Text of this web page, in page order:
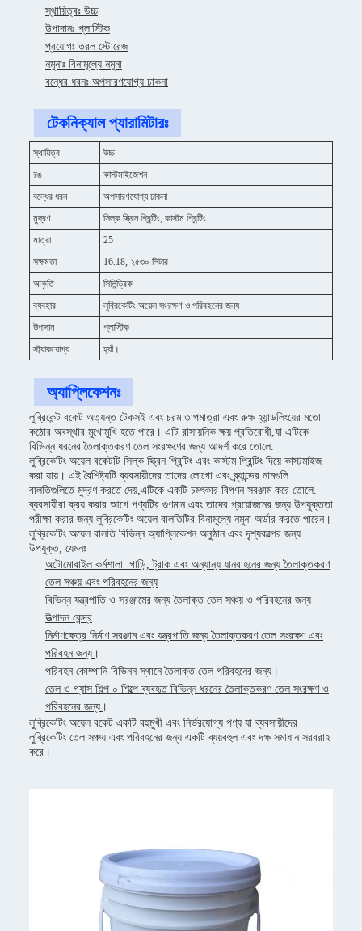
স্থায়িত্বঃ উচ্চ
উপাদানঃ প্লাস্টিক
প্রয়োগঃ তরল স্টোরেজ
নমুনাঃ বিনামূল্যে নমুনা
বন্ধের ধরনঃ অপসারণযোগ্য ঢাকনা
টেকনিক্যাল প্যারামিটারঃ
স্থায়িত্ব
উচ্চ
রঙ
কাস্টমাইজেশন
বন্ধের ধরন
অপসারণযোগ্য ঢাকনা
মুদ্রণ
সিল্ক স্ক্রিন প্রিন্টিং, কাস্টম প্রিন্টিং
মাত্রা
25
সক্ষমতা
16.18, ২৫৩০ লিটার
আকৃতি
সিলিন্ড্রিক
ব্যবহার
লুব্রিকেটিং অয়েল সংরক্ষণ ও পরিবহনের জন্য
উপাদান
প্লাস্টিক
স্ট্যাকযোগ্য
হ্যাঁ।
অ্যাপ্লিকেশনঃ
লুব্রিকেন্ট বকেট অত্যন্ত টেকসই এবং চরম তাপমাত্রা এবং রুক্ষ হ্যান্ডলিংয়ের মতো
কঠোর অবস্থার মুখোমুখি হতে পারে। এটি রাসায়নিক ক্ষয় প্রতিরোধী,যা এটিকে
বিভিন্ন ধরনের তৈলাক্তকরণ তেল সংরক্ষণের জন্য আদর্শ করে তোলে.
লুব্রিকেটিং অয়েল বকেটটি সিল্ক স্ক্রিন প্রিন্টিং এবং কাস্টম প্রিন্টিং দিয়ে কাস্টমাইজ
করা যায়। এই বৈশিষ্ট্যটি ব্যবসায়ীদের তাদের লোগো এবং ব্র্যান্ডের নামগুলি
বালতিগুলিতে মুদ্রণ করতে দেয়,এটিকে একটি চমৎকার বিপণন সরঞ্জাম করে তোলে.
ব্যবসায়ীরা ক্রয় করার আগে পণ্যটির গুণমান এবং তাদের প্রয়োজনের জন্য উপযুক্ততা
পরীক্ষা করার জন্য লুব্রিকেটিং অয়েল বালতিটির বিনামূল্যে নমুনা অর্ডার করতে পারেন।
লুব্রিকেটিং অয়েল বালতি বিভিন্ন অ্যাপ্লিকেশন অনুষ্ঠান এবং দৃশ্যকল্পের জন্য
উপযুক্ত, যেমনঃ
অটোমোবাইল কর্মশালা ️ গাড়ি, ট্রাক এবং অন্যান্য যানবাহনের জন্য তৈলাক্তকরণ
তেল সঞ্চয় এবং পরিবহনের জন্য
বিভিন্ন যন্ত্রপাতি ও সরঞ্জামের জন্য তৈলাক্ত তেল সঞ্চয় ও পরিবহনের জন্য
উত্পাদন কেন্দ্র
নির্মাণক্ষেত্র নির্মাণ সরঞ্জাম এবং যন্ত্রপাতি জন্য তৈলাক্তকরণ তেল সংরক্ষণ এবং
পরিবহন জন্য।
পরিবহন কোম্পানি বিভিন্ন স্থানে তৈলাক্ত তেল পরিবহনের জন্য।
তেল ও গ্যাস শিল্প ০ শিল্পে ব্যবহৃত বিভিন্ন ধরনের তৈলাক্তকরণ তেল সংরক্ষণ ও
পরিবহনের জন্য।
লুব্রিকেটিং অয়েল বকেট একটি বহুমুখী এবং নির্ভরযোগ্য পণ্য যা ব্যবসায়ীদের
লুব্রিকেটিং তেল সঞ্চয় এবং পরিবহনের জন্য একটি ব্যয়বহুল এবং দক্ষ সমাধান সরবরাহ
করে।